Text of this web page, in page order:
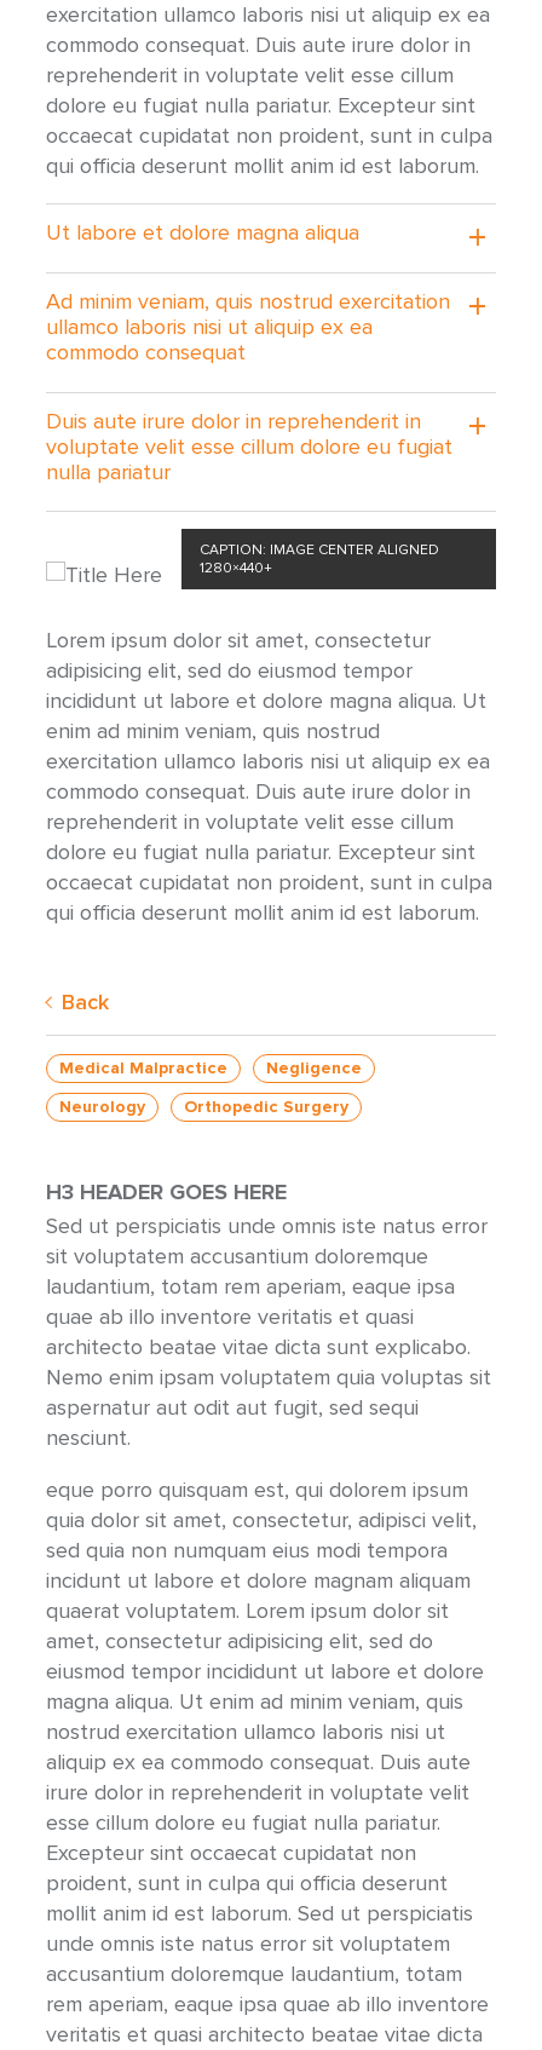
exercitation ullamco laboris nisi ut aliquip ex ea
commodo consequat. Duis aute irure dolor in
reprehenderit in voluptate velit esse cillum
dolore eu fugiat nulla pariatur. Excepteur sint
occaecat cupidatat non proident, sunt in culpa
qui officia deserunt mollit anim id est laborum.
Ut labore et dolore magna aliqua
Ad minim veniam, quis nostrud exercitation
ullamco laboris nisi ut aliquip ex ea
commodo consequat
Duis aute irure dolor in reprehenderit in
voluptate velit esse cillum dolore eu fugiat
nulla pariatur
CAPTION: IMAGE CENTER ALIGNED
1280×440+
Lorem ipsum dolor sit amet, consectetur
adipisicing elit, sed do eiusmod tempor
incididunt ut labore et dolore magna aliqua. Ut
enim ad minim veniam, quis nostrud
exercitation ullamco laboris nisi ut aliquip ex ea
commodo consequat. Duis aute irure dolor in
reprehenderit in voluptate velit esse cillum
dolore eu fugiat nulla pariatur. Excepteur sint
occaecat cupidatat non proident, sunt in culpa
qui officia deserunt mollit anim id est laborum.
Back
Medical Malpractice
Negligence
Neurology
Orthopedic Surgery
H3 HEADER GOES HERE
Sed ut perspiciatis unde omnis iste natus error
sit voluptatem accusantium doloremque
laudantium, totam rem aperiam, eaque ipsa
quae ab illo inventore veritatis et quasi
architecto beatae vitae dicta sunt explicabo.
Nemo enim ipsam voluptatem quia voluptas sit
aspernatur aut odit aut fugit, sed sequi
nesciunt.
eque porro quisquam est, qui dolorem ipsum
quia dolor sit amet, consectetur, adipisci velit,
sed quia non numquam eius modi tempora
incidunt ut labore et dolore magnam aliquam
quaerat voluptatem. Lorem ipsum dolor sit
amet, consectetur adipisicing elit, sed do
eiusmod tempor incididunt ut labore et dolore
magna aliqua. Ut enim ad minim veniam, quis
nostrud exercitation ullamco laboris nisi ut
aliquip ex ea commodo consequat. Duis aute
irure dolor in reprehenderit in voluptate velit
esse cillum dolore eu fugiat nulla pariatur.
Excepteur sint occaecat cupidatat non
proident, sunt in culpa qui officia deserunt
mollit anim id est laborum. Sed ut perspiciatis
unde omnis iste natus error sit voluptatem
accusantium doloremque laudantium, totam
rem aperiam, eaque ipsa quae ab illo inventore
veritatis et quasi architecto beatae vitae dicta